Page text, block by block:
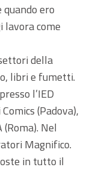
ero
lavora come
della
libri e fumetti.
l’IED
(Padova),
Nel
Magnifico.
in tutto il